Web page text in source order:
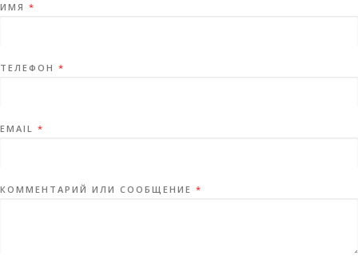
ИМЯ *
ТЕЛЕФОН *
EMAIL *
КОММЕНТАРИЙ ИЛИ СООБЩЕНИЕ *